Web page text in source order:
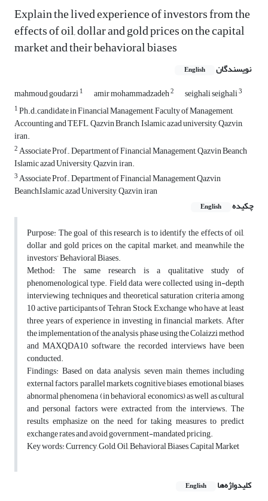
Explain the lived experience of investors from the
effects of oil, dollar and gold prices on the capital
market and their behavioral biases
نویسندگان English
mahmoud goudarzi1 amir mohammadzadeh2 seighali seighali3
1Ph.d.candidate in Financial Management, Faculty of Management,
Accounting and TEFL, Qazvin Branch, Islamic azad university, Qazvin,
iran.
2Associate Prof., Department of Financial Management, Qazvin Beanch
Islamic azad University, Qazvin, iran.
3Associate Prof., Department of Financial Management Qazvin
Beanch,Islamic azad University, Qazvin, iran
چکیده
English
Purpose: The goal of this research is to identify the effects of oil,
dollar and gold prices on the capital market; and meanwhile the
investors’ Behavioral Biases.
Method: The same research is a qualitative study of
phenomenological type. Field data were collected using in-depth
interviewing techniques and theoretical saturation criteria among
10 active participants of Tehran Stock Exchange who have at least
three years of experience in investing in financial markets. After
the implementation of the analysis phase using the Colaizzi method
and MAXQDA10 software, the recorded interviews have been
conducted.
Findings: Based on data analysis, seven main themes including
external factors, parallel markets, cognitive biases, emotional biases,
abnormal phenomena (in behavioral economics) as well as cultural
and personal factors were extracted from the interviews. The
results emphasize on the need for taking measures to predict
exchange rates and avoid government-mandated pricing.
Key words: Currency, Gold, Oil, Behavioral Biases, Capital Market
کلیدواژه‌ها English